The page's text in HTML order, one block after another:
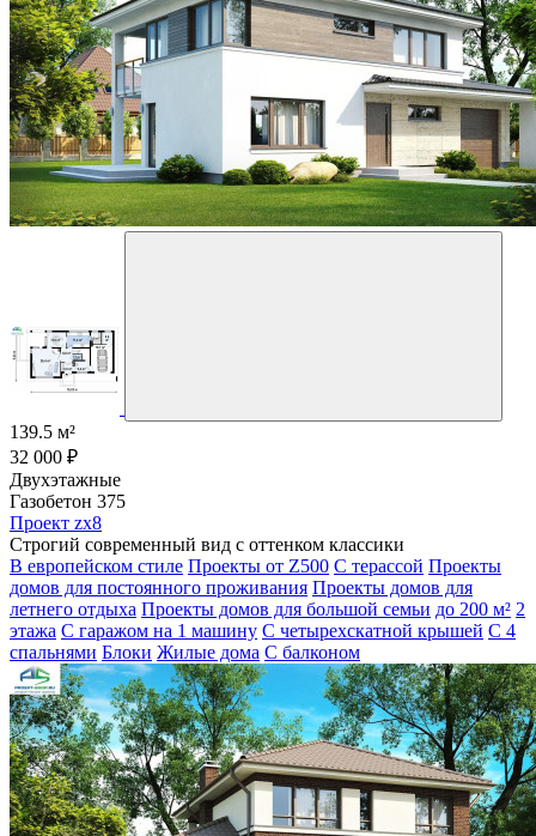
139.5 м²
32 000 ₽
Двухэтажные
Газобетон 375
Проект zx8
Строгий современный вид с оттенком классики
В европейском стиле Проекты от Z500 С терассой Проекты
домов для постоянного проживания Проекты домов для
летнего отдыха Проекты домов для большой семьи до 200 м² 2
этажа С гаражом на 1 машину С четырехскатной крышей С 4
спальнями Блоки Жилые дома С балконом